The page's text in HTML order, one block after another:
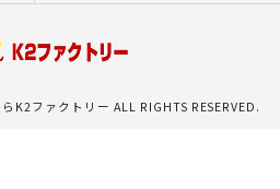
K2ファクトリー ALL RIGHTS RESERVED.